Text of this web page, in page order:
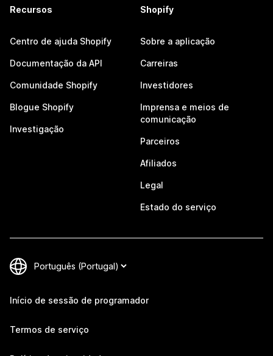
Recursos
Centro de ajuda Shopify
Documentação da API
Comunidade Shopify
Blogue Shopify
Investigação
Shopify
Sobre a aplicação
Carreiras
Investidores
Imprensa e meios de
comunicação
Parceiros
Afiliados
Legal
Estado do serviço
Início de sessão de programador
Termos de serviço